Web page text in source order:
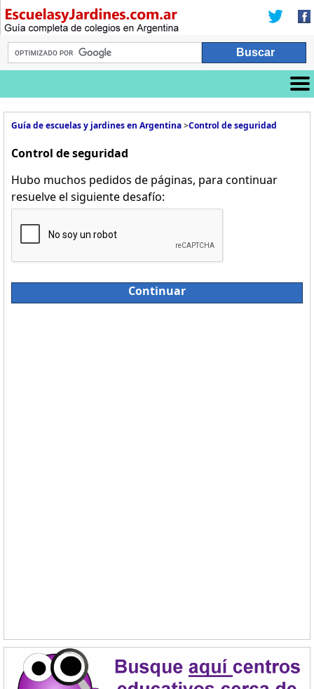
Guía de escuelas y jardines en Argentina>Control de seguridad
Control de seguridad
Hubo muchos pedidos de páginas, para continuar
resuelve el siguiente desafío:
Continuar